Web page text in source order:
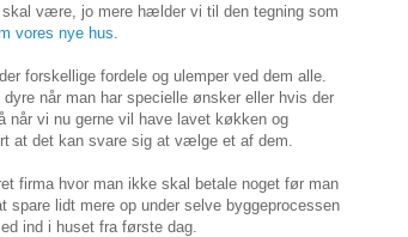
være, jo mere hælder vi til den tegning som
vores nye hus
forskellige fordele og ulemper ved dem alle.
når man har specielle ønsker eller hvis der
når vi nu gerne vil have lavet køkken og
at det kan svare sig at vælge et af dem.
firma hvor man ikke skal betale noget før man
lidt mere op under selve byggeprocessen
ind i huset fra første dag.